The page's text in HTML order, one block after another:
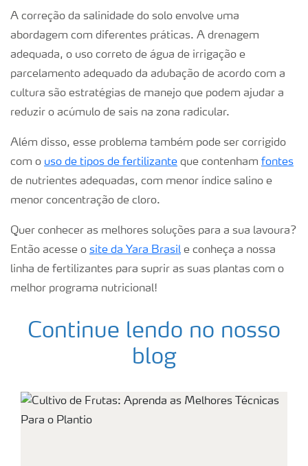
A correção da salinidade do solo envolve uma
abordagem com diferentes práticas. A drenagem
adequada, o uso correto de água de irrigação e
parcelamento adequado da adubação de acordo com a
cultura são estratégias de manejo que podem ajudar a
reduzir o acúmulo de sais na zona radicular.
Além disso, esse problema também pode ser corrigido
com o uso de tipos de fertilizante que contenham fontes
de nutrientes adequadas, com menor índice salino e
menor concentração de cloro.
Quer conhecer as melhores soluções para a sua lavoura?
Então acesse o site da Yara Brasil e conheça a nossa
linha de fertilizantes para suprir as suas plantas com o
melhor programa nutricional!
Continue lendo no nosso
blog